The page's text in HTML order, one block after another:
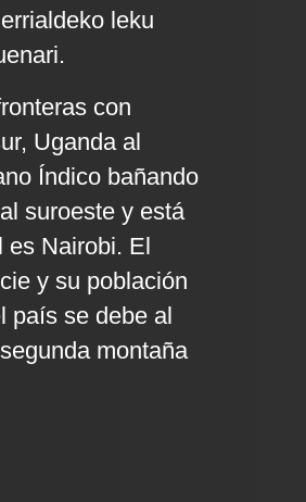
leku
con
Uganda al
Índico bañando
suroeste y está
es Nairobi. El
y su población
país se debe al
montaña